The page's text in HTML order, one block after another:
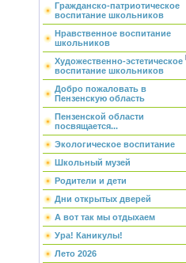
Гражданско-патриотическое
воспитание школьников
Нравственное воспитание
школьников
Художественно-эстетическое
воспитание школьников
Добро пожаловать в
Пензенскую область
Пензенской области
посвящается...
Экологическое воспитание
Школьный музей
Родители и дети
Дни открытых дверей
А вот так мы отдыхаем
Ура! Каникулы!
Лето 2026